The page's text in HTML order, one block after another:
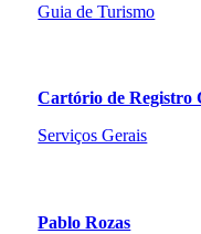
Guia de Turismo
Cartório de Registro
Serviços Gerais
Pablo Rozas